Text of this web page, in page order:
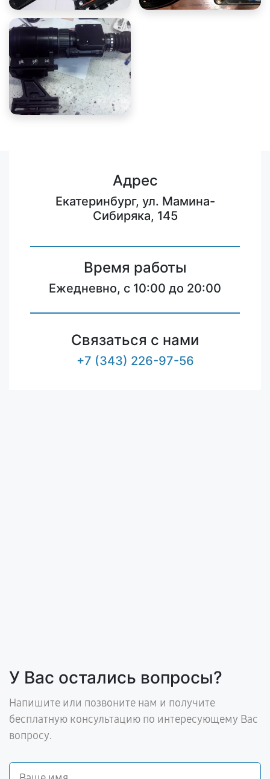
Адрес
Екатеринбург, ул. Мамина-
Сибиряка, 145
Время работы
Ежедневно, с 10:00 до 20:00
Связаться с нами
+7 (343) 226-97-56
У Вас остались вопросы?
Напишите или позвоните нам и получите
бесплатную консультацию по интересующему Вас
вопросу.